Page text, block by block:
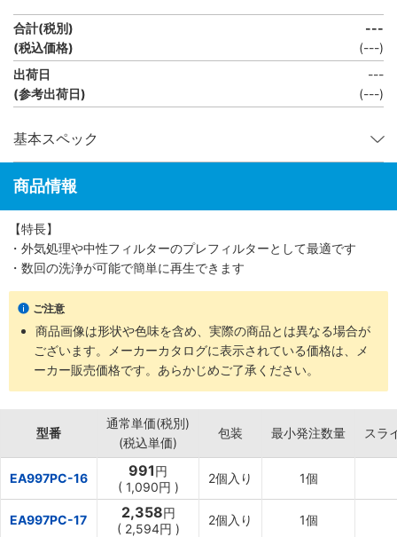
合計(税別)
(税込価格)
---
(---)
出荷日
(参考出荷日)
---
(---)
基本スペック
商品情報
【特長】
・外気処理や中性フィルターのプレフィルターとして最適です
・数回の洗浄が可能で簡単に再生できます
ご注意
商品画像は形状や色味を含め、実際の商品とは異なる場合が
ございます。メーカーカタログに表示されている価格は、メ
ーカー販売価格です。あらかじめご了承ください。
型番
通常単価(税別)
(税込単価)
包装 最小発注数量 スラ
EA997PC-16 991円
( 1,090円 )
2個入り 1個
EA997PC-17 2,358円
( 2,594円 )
2個入り 1個